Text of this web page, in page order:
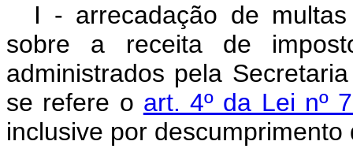
I - arrecadação de
sobre a receita de
administrados pela
se refere o art. 4º da Lei nº
inclusive por